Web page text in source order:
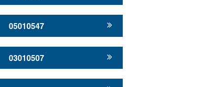
05010547
03010507